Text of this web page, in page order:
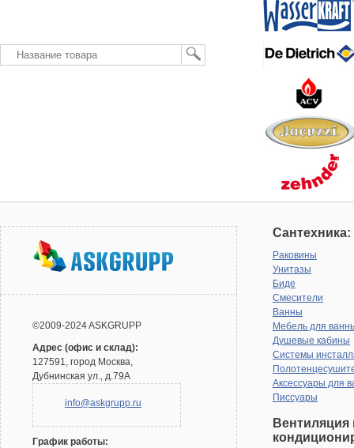
©2009-2024 ASKGRUPP
Адрес (офис и склад):
127591, город Москва,
Дубнинская ул., д.79А
info@askgrupp.ru
График работы:
Сантехника:
Раковины
Унитазы
Биде
Смесители
Ванны
Мебель для
Душевые кабины
Системы
Аксессуары для
Писсуары
Вентиляция